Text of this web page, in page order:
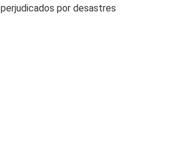
por desastres